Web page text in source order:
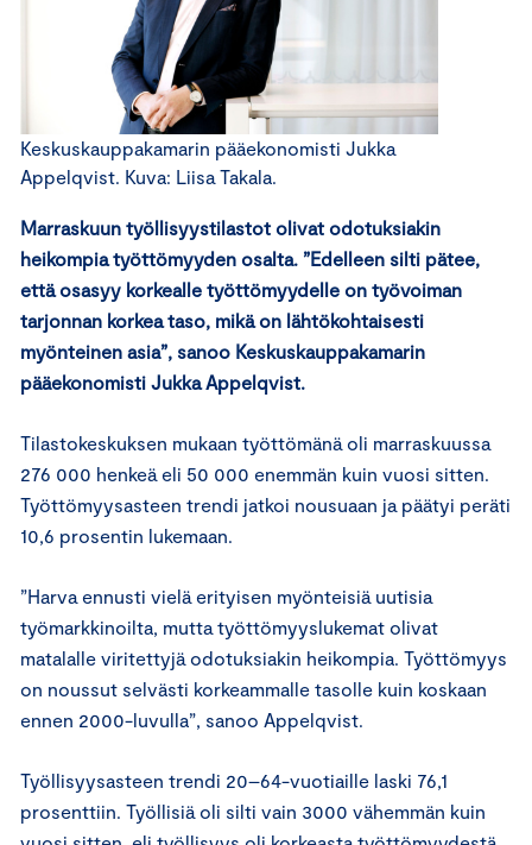
Keskuskauppakamarin pääekonomisti Jukka
Appelqvist. Kuva: Liisa Takala.
Marraskuun työllisyystilastot olivat odotuksiakin
heikompia työttömyyden osalta. ”Edelleen silti pätee,
että osasyy korkealle työttömyydelle on työvoiman
tarjonnan korkea taso, mikä on lähtökohtaisesti
myönteinen asia”, sanoo Keskuskauppakamarin
pääekonomisti Jukka Appelqvist.
Tilastokeskuksen mukaan työttömänä oli marraskuussa
276 000 henkeä eli 50 000 enemmän kuin vuosi sitten.
Työttömyysasteen trendi jatkoi nousuaan ja päätyi peräti
10,6 prosentin lukemaan.
”Harva ennusti vielä erityisen myönteisiä uutisia
työmarkkinoilta, mutta työttömyyslukemat olivat
matalalle viritettyjä odotuksiakin heikompia. Työttömyys
on noussut selvästi korkeammalle tasolle kuin koskaan
ennen 2000-luvulla”, sanoo Appelqvist.
Työllisyysasteen trendi 20–64-vuotiaille laski 76,1
prosenttiin. Työllisiä oli silti vain 3000 vähemmän kuin